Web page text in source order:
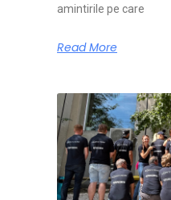
amintirile pe care
Read More